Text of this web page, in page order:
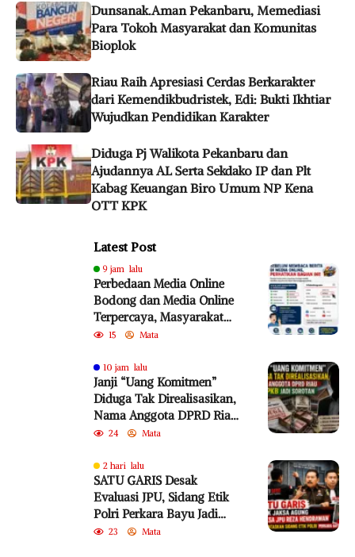
Dunsanak.Aman Pekanbaru, Memediasi
Para Tokoh Masyarakat dan Komunitas
Bioplok
Riau Raih Apresiasi Cerdas Berkarakter
dari Kemendikbudristek, Edi: Bukti Ikhtiar
Wujudkan Pendidikan Karakter
Diduga Pj Walikota Pekanbaru dan
Ajudannya AL Serta Sekdako IP dan Plt
Kabag Keuangan Biro Umum NP Kena
OTT KPK
Latest Post
9 jam lalu
Perbedaan Media Online
Bodong dan Media Online
Terpercaya, Masyarakat
Diminta Lebih Cermat
15 Mata
10 jam lalu
Janji “Uang Komitmen”
Diduga Tak Direalisasikan,
Nama Anggota DPRD Riau
dari PKB Jadi Sorotan
24 Mata
2 hari lalu
SATU GARIS Desak
Evaluasi JPU, Sidang Etik
Polri Perkara Bayu Jadi
Sorotan
23 Mata